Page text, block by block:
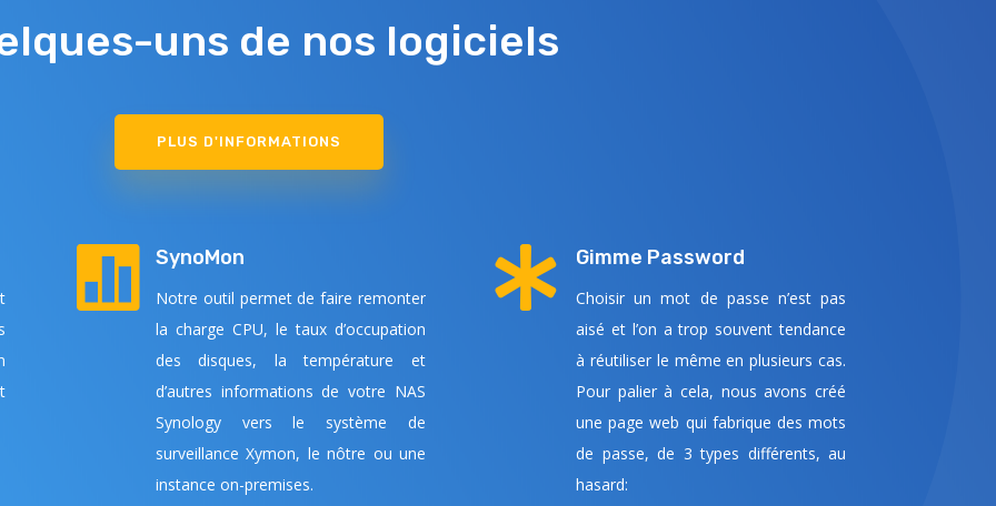
uns de nos logiciels
PLUS D'INFORMATIONS
 SynoMon
Notre outil permet de faire remonter
la charge CPU, le taux d’occupation
des disques, la température et
d’autres informations de votre NAS
Synology vers le système de
surveillance Xymon, le nôtre ou une
instance on-premises.
 Gimme Password
Choisir un mot de passe n’est pas
aisé et l’on a trop souvent tendance
à réutiliser le même en plusieurs cas.
Pour palier à cela, nous avons créé
une page web qui fabrique des mots
de passe, de 3 types différents, au
hasard: